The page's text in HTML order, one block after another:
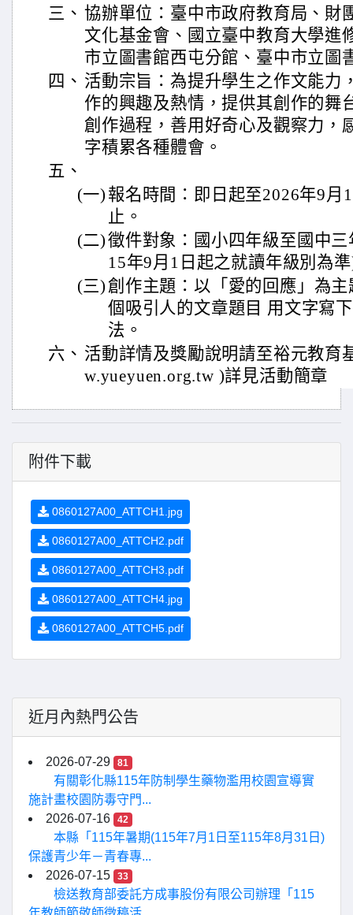
三、 協辦單位：臺中市政府教育局、財
文化基金會、國立臺中教育大學進
市立圖書館西屯分館、臺中市立圖
四、 活動宗旨：為提升學生之作文能力
作的興趣及熱情，提供其創作的舞
創作過程，善用好奇心及觀察力，
字積累各種體會。
五、
(一) 報名時間：即日起至2026年9月
止。
(二)徵件對象：國小四年級至國中
15年9月1日起之就讀年級別為
(三) 創作主題：以「愛的回應」為
個吸引人的文章題目 用文字寫
法。
六、 活動詳情及獎勵說明請至裕元教育
w.yueyuen.org.tw )詳見活動簡章
附件下載
0860127A00_ATTCH1.jpg
0860127A00_ATTCH2.pdf
0860127A00_ATTCH3.pdf
0860127A00_ATTCH4.jpg
0860127A00_ATTCH5.pdf
近月內熱門公告
2026-07-29 81
有關彰化縣115年防制學生藥物濫用校園宣導實
施計畫校園防毒守門...
2026-07-16
42
本縣「115年暑期(115年7月1日至115年8月31日)
保護青少年－青春專...
2026-07-15
33
檢送教育部委託方成事股份有限公司辦理「115